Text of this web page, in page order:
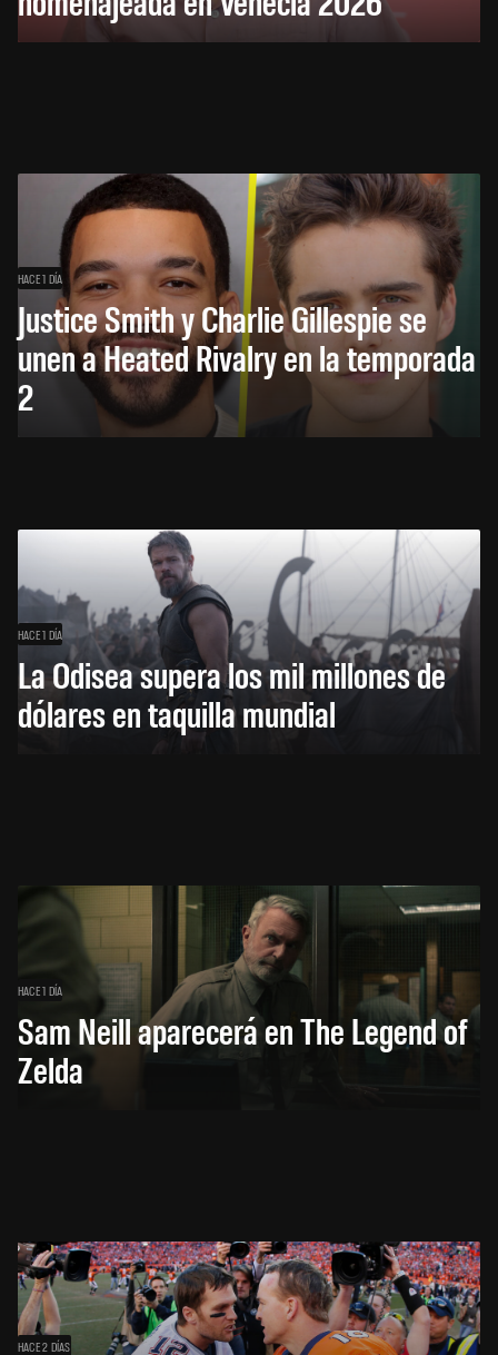
HACE 1 DÍA
Justice Smith y Charlie Gillespie se
unen a Heated Rivalry en la temporada
2
HACE 1 DÍA
La Odisea supera los mil millones de
dólares en taquilla mundial
HACE 1 DÍA
Sam Neill aparecerá en The Legend of
Zelda
HACE 2 DÍAS